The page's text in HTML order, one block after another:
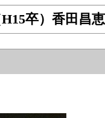
卒）香田昌